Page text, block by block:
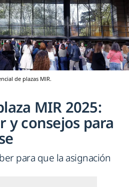
de plazas MIR.
MIR 2025:
y consejos para
para que la asignación